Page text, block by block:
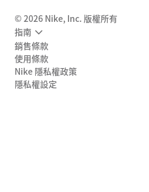
© 2026 Nike, Inc. 版權所有
指南
銷售條款
使用條款
Nike 隱私權政策
隱私權設定